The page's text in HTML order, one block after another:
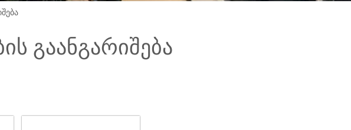
გაანგარიშება